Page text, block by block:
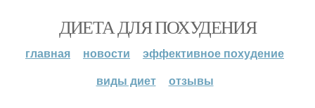
ДИЕТА ДЛЯ ПОХУДЕНИЯ
главная новости
эффективное похудение
виды диет
отзывы